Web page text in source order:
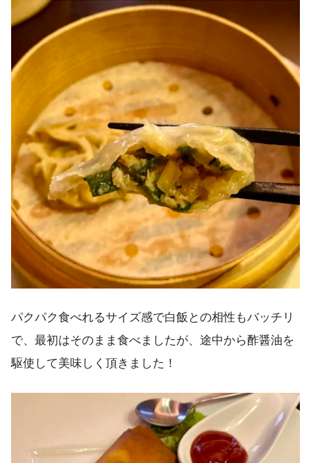
パクパク食べれるサイズ感で白飯との相性もバッチリ
で、最初はそのまま食べましたが、途中から酢醤油を
駆使して美味しく頂きました！